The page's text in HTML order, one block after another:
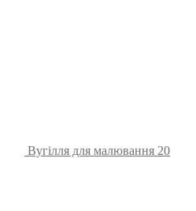
Вугілля для малювання 20